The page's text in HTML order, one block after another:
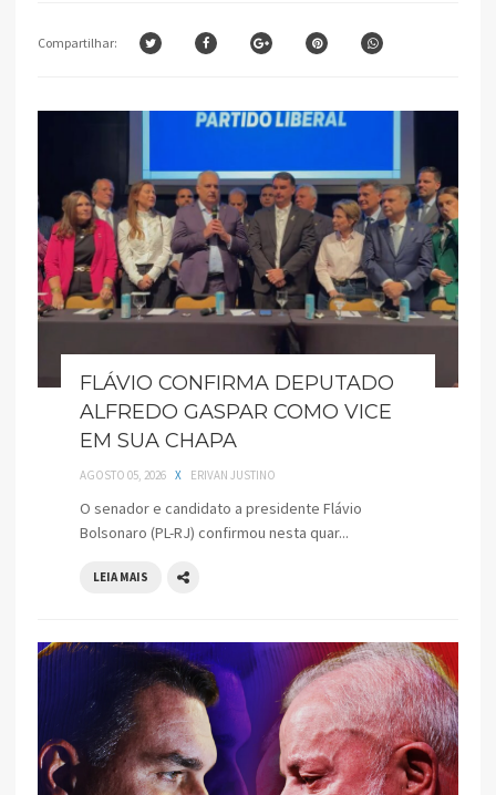
Compartilhar:
FLÁVIO CONFIRMA DEPUTADO
ALFREDO GASPAR COMO VICE
EM SUA CHAPA
AGOSTO 05, 2026 X ERIVAN JUSTINO
O senador e candidato a presidente Flávio
Bolsonaro (PL-RJ) confirmou nesta quar...
LEIA MAIS